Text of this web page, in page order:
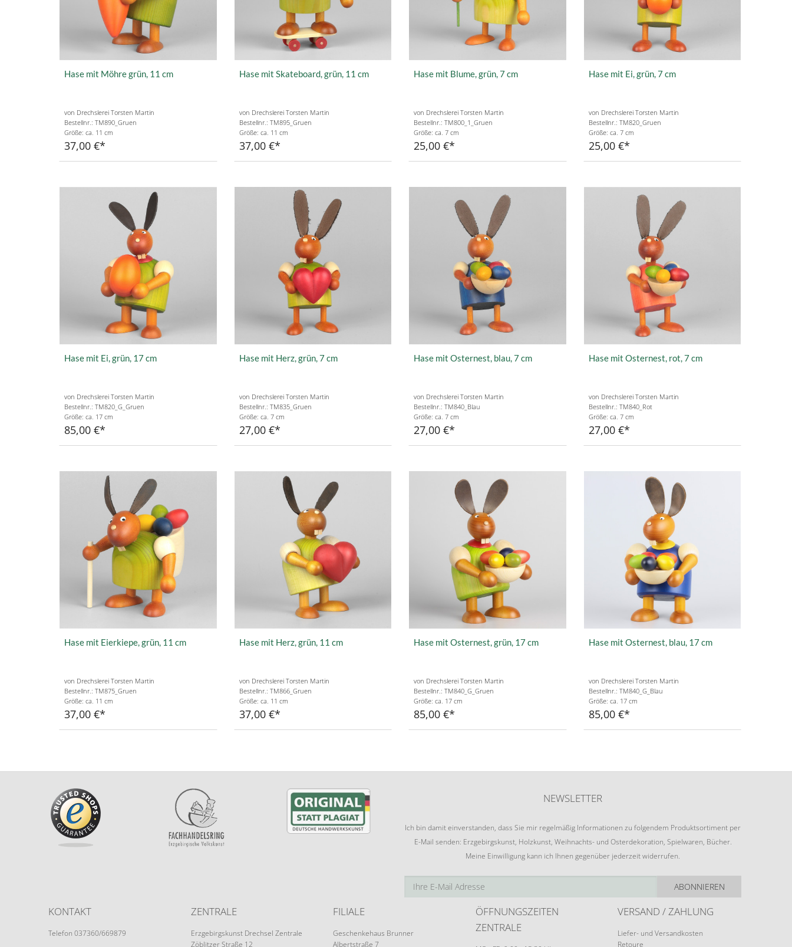
Hase mit Möhre grün, 11 cm
von Drechslerei Torsten Martin
Bestellnr.: TM890_Gruen
Größe: ca. 11 cm
37,00 €
Hase mit Skateboard, grün, 11 cm
von Drechslerei Torsten Martin
Bestellnr.: TM895_Gruen
Größe: ca. 11 cm
37,00 €
Hase mit Blume, grün, 7 cm
von Drechslerei Torsten Martin
Bestellnr.: TM800_1_Gruen
Größe: ca. 7 cm
25,00 €
Hase mit Ei, grün, 7 cm
von Drechslerei Torsten Martin
Bestellnr.: TM820_Gruen
Größe: ca. 7 cm
25,00 €
Hase mit Ei, grün, 17 cm
von Drechslerei Torsten Martin
Bestellnr.: TM820_G_Gruen
Größe: ca. 17 cm
85,00 €
Hase mit Herz, grün, 7 cm
von Drechslerei Torsten Martin
Bestellnr.: TM835_Gruen
Größe: ca. 7 cm
27,00 €
Hase mit Osternest, blau, 7 cm
von Drechslerei Torsten Martin
Bestellnr.: TM840_Blau
Größe: ca. 7 cm
27,00 €
Hase mit Osternest, rot, 7 cm
von Drechslerei Torsten Martin
Bestellnr.: TM840_Rot
Größe: ca. 7 cm
27,00 €
Hase mit Eierkiepe, grün, 11 cm
von Drechslerei Torsten Martin
Bestellnr.: TM875_Gruen
Größe: ca. 11 cm
37,00 €
Hase mit Herz, grün, 11 cm
von Drechslerei Torsten Martin
Bestellnr.: TM866_Gruen
Größe: ca. 11 cm
37,00 €
Hase mit Osternest, grün, 17 cm
von Drechslerei Torsten Martin
Bestellnr.: TM840_G_Gruen
Größe: ca. 17 cm
85,00 €
Hase mit Osternest, blau, 17 cm
von Drechslerei Torsten Martin
Bestellnr.: TM840_G_Blau
Größe: ca. 17 cm
85,00 €
NEWSLETTER
Ich bin damit einverstanden, dass Sie mir regelmäßig Informationen zu folgendem Produktsortiment per
E-Mail senden: Erzgebirgskunst, Holzkunst, Weihnachts- und Osterdekoration, Spielwaren, Bücher.
Meine Einwilligung kann ich Ihnen gegenüber jederzeit widerrufen.
ABONNIEREN
KONTAKT
Telefon 037360/669879
ZENTRALE
Erzgebirgskunst Drechsel Zentrale
Zöblitzer Straße 12
FILIALE
Geschenkehaus Brunner
Albertstraße 7
ÖFFNUNGSZEITEN
ZENTRALE
VERSAND / ZAHLUNG
Liefer- und Versandkosten
Retoure